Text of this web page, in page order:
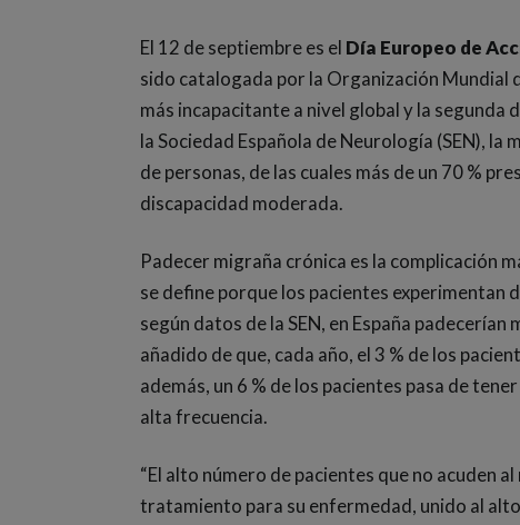
El 12 de septiembre es el Día Europeo de
sido catalogada por la Organización Mundial
más incapacitante a nivel global y la
la Sociedad Española de Neurología (SEN), la
de personas, de las cuales más de un 70 %
discapacidad moderada.
Padecer migraña crónica es la complicación
se define porque los pacientes experimentan
según datos de la SEN, en España
añadido de que, cada año, el 3 % de los
además, un 6 % de los pacientes pasa de
alta frecuencia.
“El alto número de pacientes que no acuden
tratamiento para su enfermedad, unido al